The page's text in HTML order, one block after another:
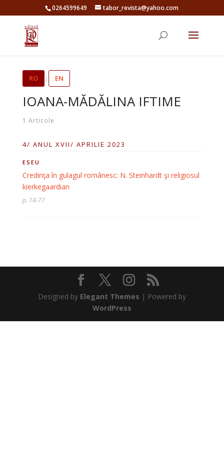
0264599649 tabor_revista@yahoo.com
RO | EN
IOANA-MĂDĂLINA IFTIME
1 Articole
4/ ANUL XVII/ APRILIE 2023
ESEU
Credinţa în gulagul românesc: N. Steinhardt şi religiosul
kierkegaardian
p. 74-77
Designed by Elegant Themes | Powered by
WordPress